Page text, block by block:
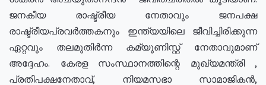
ജനകീയ രാഷ്ട്രീയ നേതാവും ജനപക്ഷ
രാഷ്ട്രീയപ്രവർത്തകനും ഇന്ത്യയിലെ ജീവിച്ചിരിക്കുന്ന
ഏറ്റവും തലമുതിർന്ന കമ്യൂണിസ്റ്റ് നേതാവുമാണ്
അദ്ദേഹം. കേരള സംസ്ഥാനത്തിന്റെ മുഖ്യമന്ത്രി ,
പ്രതിപക്ഷനേതാവ്, നിയമസഭാ സാമാജികൻ,